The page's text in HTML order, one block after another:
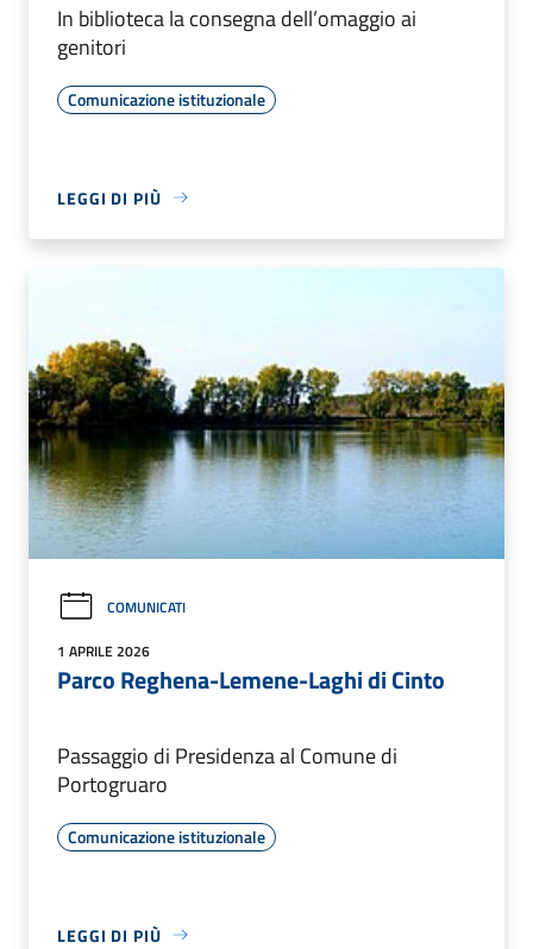
In biblioteca la consegna dell’omaggio ai
genitori
Comunicazione istituzionale
LEGGI DI PIÙ
COMUNICATI
1 APRILE 2026
Parco Reghena-Lemene-Laghi di Cinto
Passaggio di Presidenza al Comune di
Portogruaro
Comunicazione istituzionale
LEGGI DI PIÙ